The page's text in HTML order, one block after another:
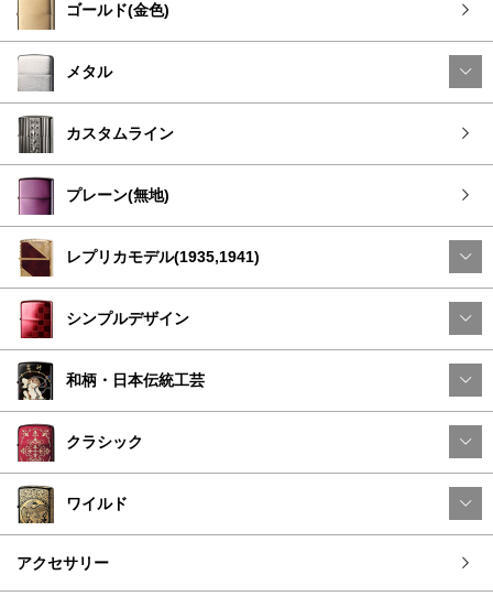
ゴールド(金色)
メタル
カスタムライン
プレーン(無地)
レプリカモデル(1935,1941)
シンプルデザイン
和柄・日本伝統工芸
クラシック
ワイルド
アクセサリー